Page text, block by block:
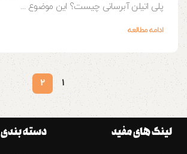
پلی اتیلن آبرسانی چیست؟ این موضوع ...
ادامه مطالعه
1
2
لینک های مفید دسته بندی